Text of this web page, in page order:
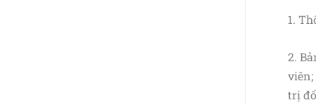
1.
2.
trị